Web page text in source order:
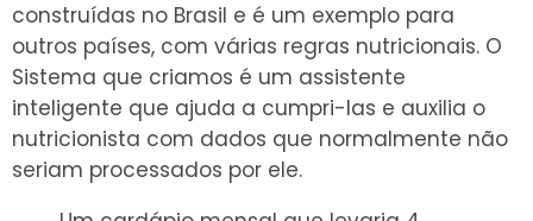
construídas no Brasil e é um exemplo para
outros países, com várias regras nutricionais. O
Sistema que criamos é um assistente
inteligente que ajuda a cumpri-las e auxilia o
nutricionista com dados que normalmente não
seriam processados por ele.